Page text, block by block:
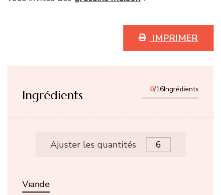
IMPRIMER
Ingrédients 0/16Ingrédients
Ajuster les quantités
Viande